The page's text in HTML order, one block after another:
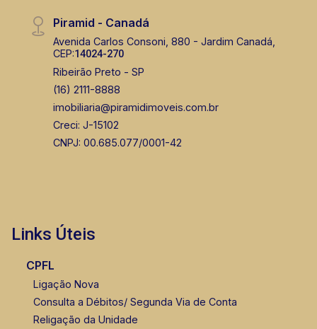
Piramid - Canadá
Avenida Carlos Consoni, 880 - Jardim Canadá,
CEP:14024-270
Ribeirão Preto - SP
(16) 2111-8888
imobiliaria@piramidimoveis.com.br
Creci: J-15102
CNPJ: 00.685.077/0001-42
Links Úteis
CPFL
Ligação Nova
Consulta a Débitos/ Segunda Via de Conta
Religação da Unidade